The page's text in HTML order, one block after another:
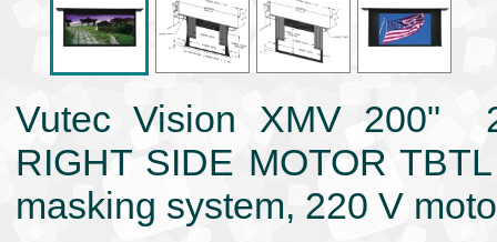
Vutec Vision XMV 200"
RIGHT SIDE MOTOR
masking system, 220 V